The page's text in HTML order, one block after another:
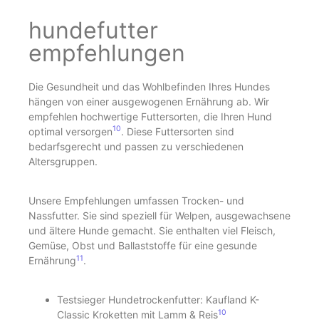
hundefutter
empfehlungen
Die Gesundheit und das Wohlbefinden Ihres Hundes
hängen von einer ausgewogenen Ernährung ab. Wir
empfehlen hochwertige Futtersorten, die Ihren Hund
optimal versorgen10. Diese Futtersorten sind
bedarfsgerecht und passen zu verschiedenen
Altersgruppen.
Unsere Empfehlungen umfassen Trocken- und
Nassfutter. Sie sind speziell für Welpen, ausgewachsene
und ältere Hunde gemacht. Sie enthalten viel Fleisch,
Gemüse, Obst und Ballaststoffe für eine gesunde
Ernährung11.
Testsieger Hundetrockenfutter: Kaufland K-
Classic Kroketten mit Lamm & Reis10